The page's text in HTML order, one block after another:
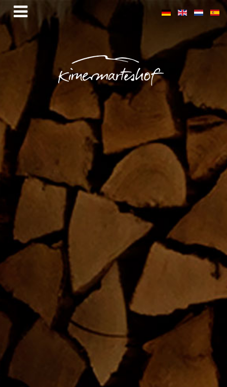
Impressionen
Kirnermartes Camping. Einblicke:
Schau mal!
Auf Blickfang: Wer sich unseren Campingplatz im Schwarzwald
schon mal näher anschauen möchte, der muss nur die
einzelnen Bilder anklicken ...